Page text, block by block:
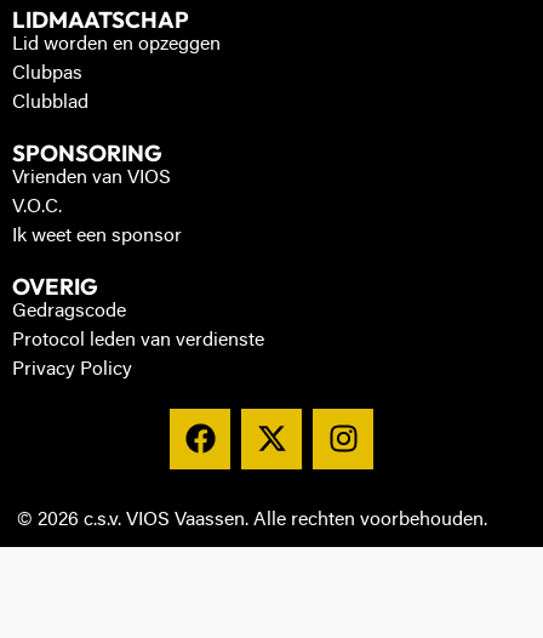
LIDMAATSCHAP
Lid worden en opzeggen
Clubpas
Clubblad
SPONSORING
Vrienden van VIOS
V.O.C.
Ik weet een sponsor
OVERIG
Gedragscode
Protocol leden van verdienste
Privacy Policy
© 2026 c.s.v. VIOS Vaassen. Alle rechten voorbehouden.